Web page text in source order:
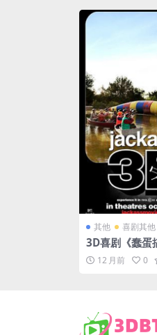
其他 喜剧其他
3D喜剧《蠢蛋
电影下载 jackass3D版 左
右格式网盘下
12 月前 0